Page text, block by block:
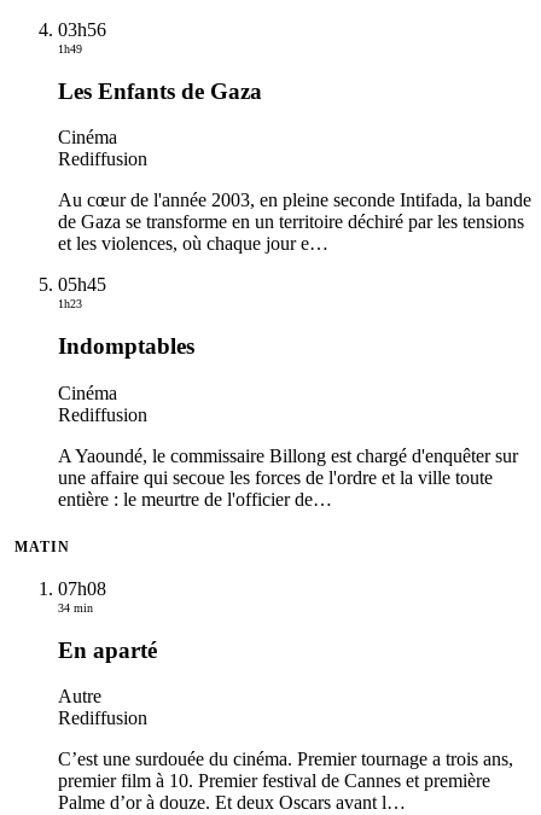
03h56
1h49
Les Enfants de Gaza
Cinéma
Rediffusion
Au cœur de l'année 2003, en pleine seconde Intifada, la bande
de Gaza se transforme en un territoire déchiré par les tensions
et les violences, où chaque jour e…
05h45
1h23
Indomptables
Cinéma
Rediffusion
A Yaoundé, le commissaire Billong est chargé d'enquêter sur
une affaire qui secoue les forces de l'ordre et la ville toute
entière : le meurtre de l'officier de…
MATIN
07h08
34 min
En aparté
Autre
Rediffusion
C’est une surdouée du cinéma. Premier tournage a trois ans,
premier film à 10. Premier festival de Cannes et première
Palme d’or à douze. Et deux Oscars avant l…